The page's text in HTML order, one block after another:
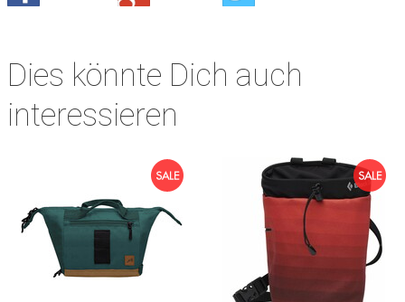
Dies könnte Dich auch
interessieren